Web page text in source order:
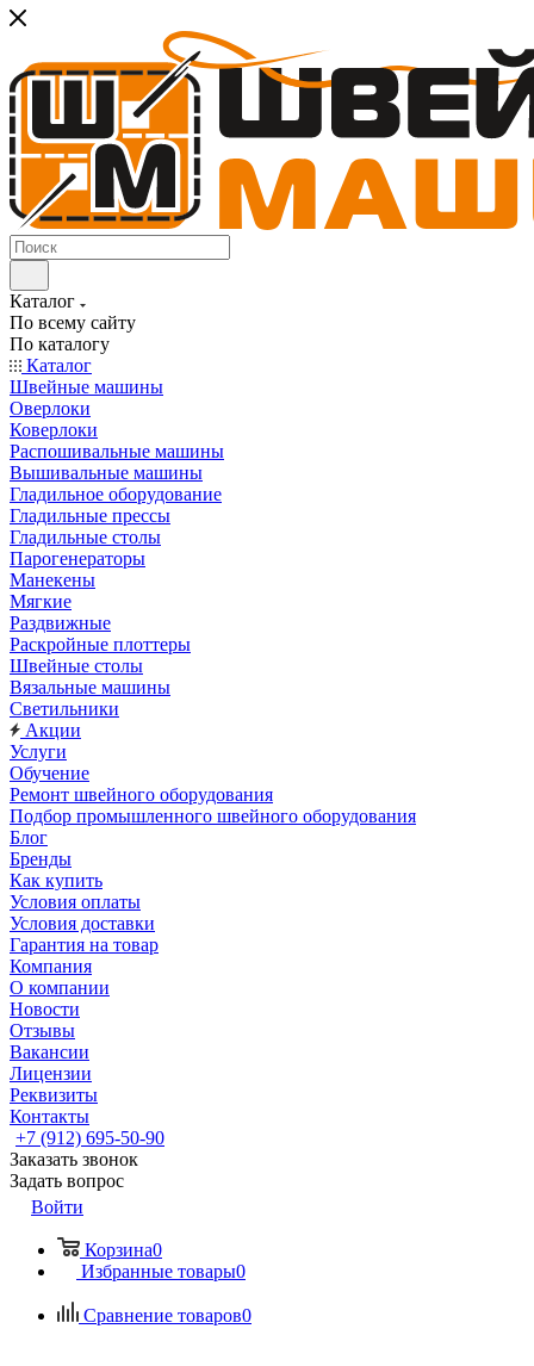
Каталог
По всему сайту
По каталогу
Каталог
Швейные машины
Оверлоки
Коверлоки
Распошивальные машины
Вышивальные машины
Гладильное оборудование
Гладильные прессы
Гладильные столы
Парогенераторы
Манекены
Мягкие
Раздвижные
Раскройные плоттеры
Швейные столы
Вязальные машины
Светильники
Акции
Услуги
Обучение
Ремонт швейного оборудования
Подбор промышленного швейного оборудования
Блог
Бренды
Как купить
Условия оплаты
Условия доставки
Гарантия на товар
Компания
О компании
Новости
Отзывы
Вакансии
Лицензии
Реквизиты
Контакты
+7 (912) 695-50-90
Заказать звонок
Задать вопрос
Войти
Корзина0
Избранные товары0
Сравнение товаров0